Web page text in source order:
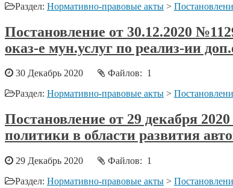
Раздел: Нормативно-правовые акты >
Постановление от 30.12.2020
оказ-е мун.услуг по реализ-ии
30 Декабрь 2020
Файлов: 1
Раздел: Нормативно-правовые акты >
Постановление от 29 декабря
политики в области развития
29 Декабрь 2020
Файлов: 1
Раздел: Нормативно-правовые акты >